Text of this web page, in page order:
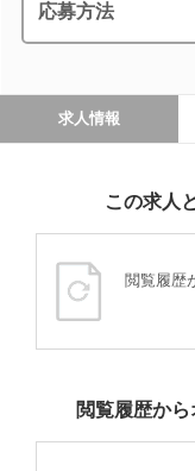
応募方法
求人情報
この求人
閲覧履歴
閲覧履歴か